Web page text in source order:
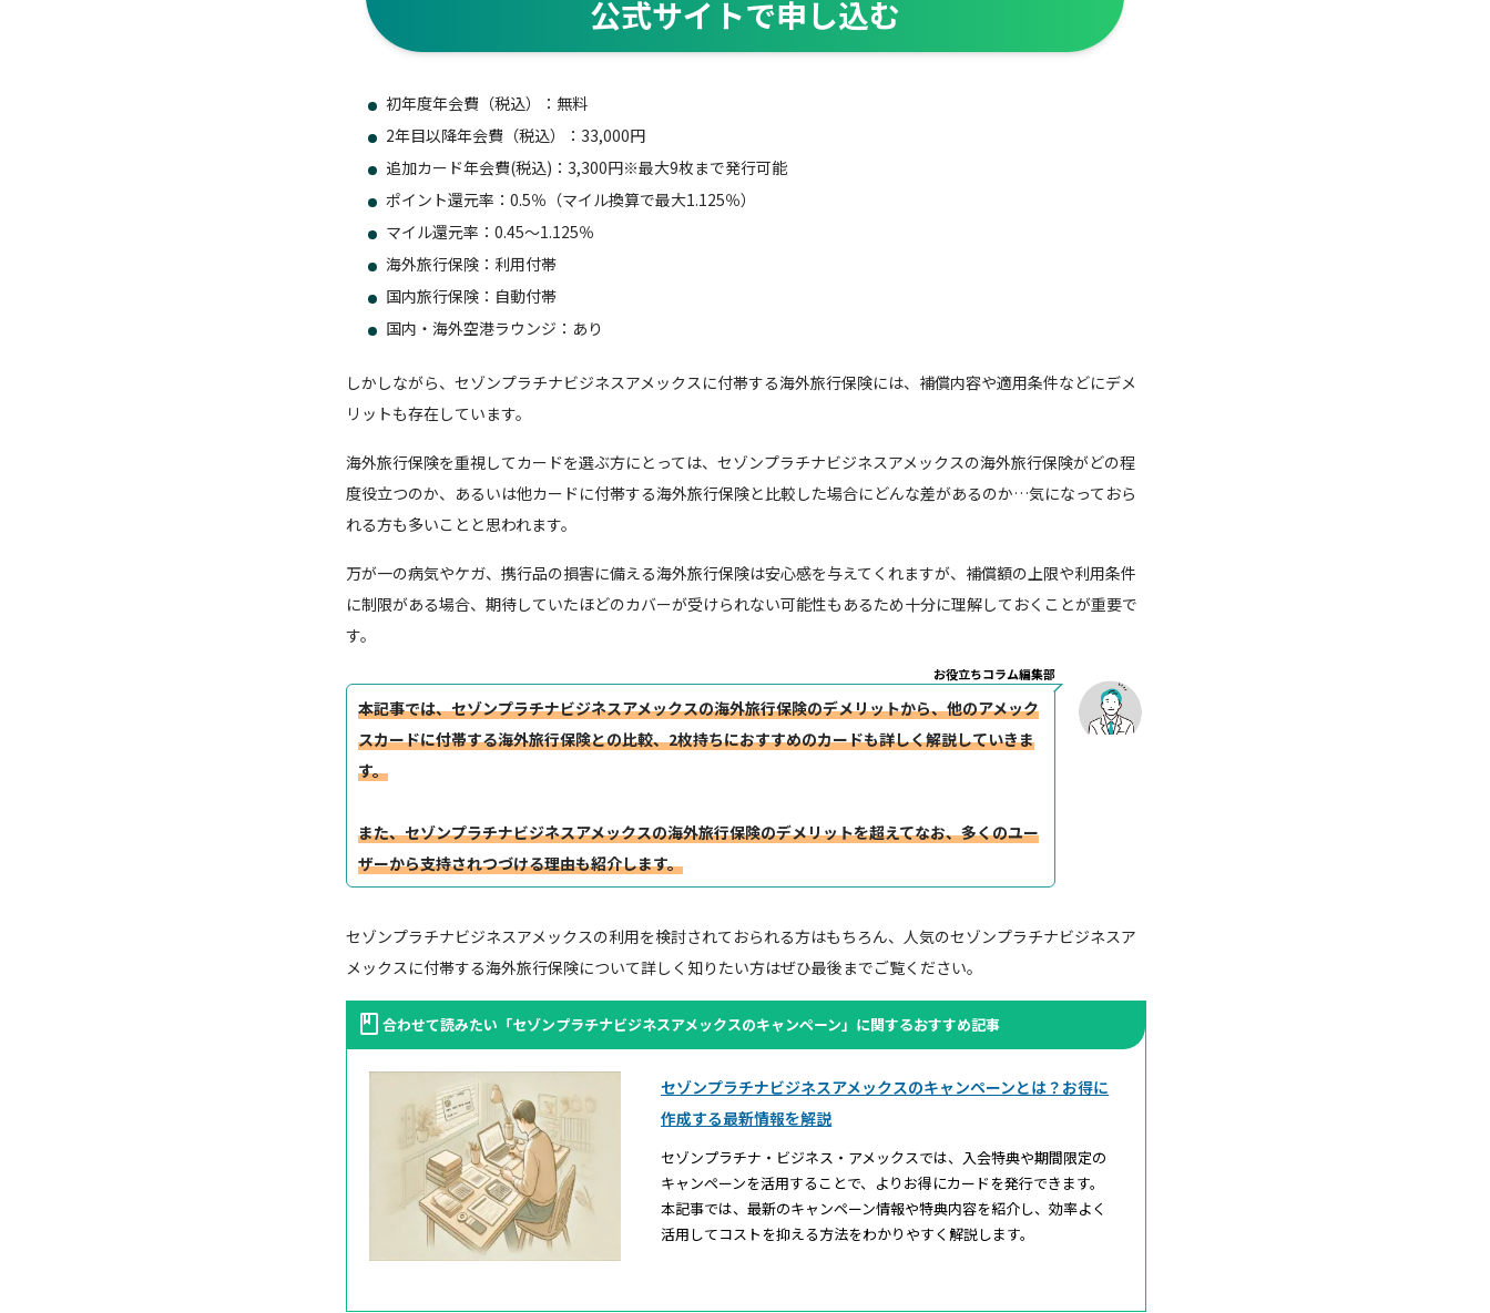
公式サイトで申し込む
初年度年会費（税込）：無料
2年目以降年会費（税込）：33,000円
追加カード年会費(税込)：3,300円※最大9枚まで発行可能
ポイント還元率：0.5％（マイル換算で最大1.125％）
マイル還元率：0.45～1.125％
海外旅行保険：利用付帯
国内旅行保険：自動付帯
国内・海外空港ラウンジ：あり
しかしながら、セゾンプラチナビジネスアメックスに付帯する海外旅行保険には、補償内容や適用条件などにデメ
リットも存在しています。
海外旅行保険を重視してカードを選ぶ方にとっては、セゾンプラチナビジネスアメックスの海外旅行保険がどの程
度役立つのか、あるいは他カードに付帯する海外旅行保険と比較した場合にどんな差があるのか…気になっておら
れる方も多いことと思われます。
万が一の病気やケガ、携行品の損害に備える海外旅行保険は安心感を与えてくれますが、補償額の上限や利用条件
に制限がある場合、期待していたほどのカバーが受けられない可能性もあるため十分に理解しておくことが重要で
す。
お役立ちコラム編集部
本記事では、セゾンプラチナビジネスアメックスの海外旅行保険のデメリットから、他のアメック
スカードに付帯する海外旅行保険との比較、2枚持ちにおすすめのカードも詳しく解説していきま
す。
また、セゾンプラチナビジネスアメックスの海外旅行保険のデメリットを超えてなお、多くのユー
ザーから支持されつづける理由も紹介します。
セゾンプラチナビジネスアメックスの利用を検討されておられる方はもちろん、人気のセゾンプラチナビジネスア
メックスに付帯する海外旅行保険について詳しく知りたい方はぜひ最後までご覧ください。
合わせて読みたい「セゾンプラチナビジネスアメックスのキャンペーン」に関するおすすめ記事
セゾンプラチナビジネスアメックスのキャンペーンとは？お得に
作成する最新情報を解説
セゾンプラチナ・ビジネス・アメックスでは、入会特典や期間限定の
キャンペーンを活用することで、よりお得にカードを発行できます。
本記事では、最新のキャンペーン情報や特典内容を紹介し、効率よく
活用してコストを抑える方法をわかりやすく解説します。